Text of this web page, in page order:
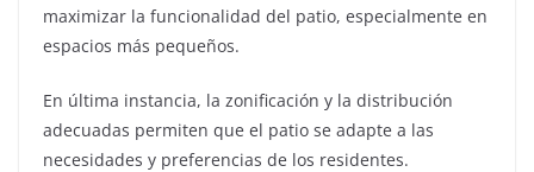
maximizar la funcionalidad del patio, especialmente en
espacios más pequeños.
En última instancia, la zonificación y la distribución
adecuadas permiten que el patio se adapte a las
necesidades y preferencias de los residentes.